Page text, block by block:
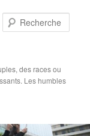
des races ou
Les humbles